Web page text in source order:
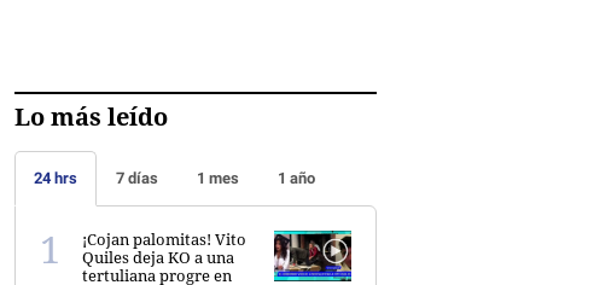
Lo más leído
24 hrs 7 días 1 mes 1 año
¡Cojan palomitas! Vito
Quiles deja KO a una
tertuliana progre en